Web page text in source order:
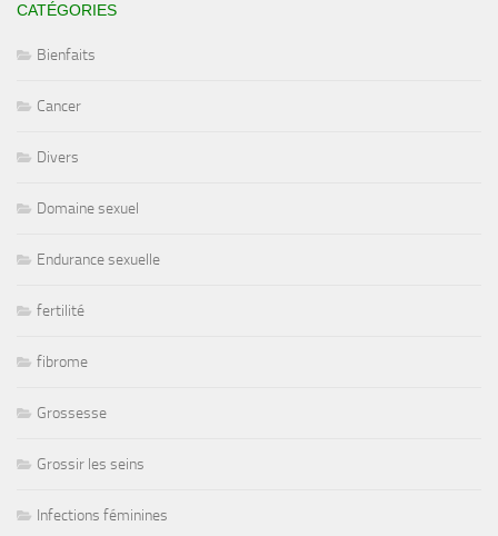
CATÉGORIES
Bienfaits
Cancer
Divers
Domaine sexuel
Endurance sexuelle
fertilité
fibrome
Grossesse
Grossir les seins
Infections féminines